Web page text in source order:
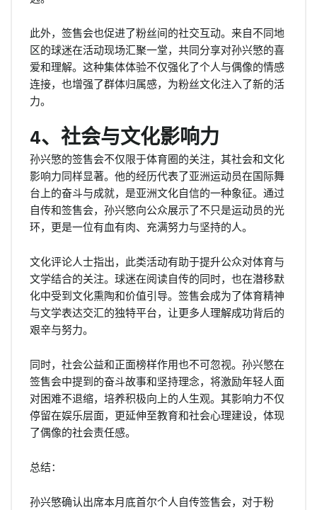
此外，签售会也促进了粉丝间的社交互动。来自不同地
区的球迷在活动现场汇聚一堂，共同分享对孙兴慜的喜
爱和理解。这种集体体验不仅强化了个人与偶像的情感
连接，也增强了群体归属感，为粉丝文化注入了新的活
力。
4、社会与文化影响力
孙兴慜的签售会不仅限于体育圈的关注，其社会和文化
影响力同样显著。他的经历代表了亚洲运动员在国际舞
台上的奋斗与成就，是亚洲文化自信的一种象征。通过
自传和签售会，孙兴慜向公众展示了不只是运动员的光
环，更是一位有血有肉、充满努力与坚持的人。
文化评论人士指出，此类活动有助于提升公众对体育与
文学结合的关注。球迷在阅读自传的同时，也在潜移默
化中受到文化熏陶和价值引导。签售会成为了体育精神
与文学表达交汇的独特平台，让更多人理解成功背后的
艰辛与努力。
同时，社会公益和正面榜样作用也不可忽视。孙兴慜在
签售会中提到的奋斗故事和坚持理念，将激励年轻人面
对困难不退缩，培养积极向上的人生观。其影响力不仅
停留在娱乐层面，更延伸至教育和社会心理建设，体现
了偶像的社会责任感。
总结：
孙兴慜确认出席本月底首尔个人自传签售会，对于粉